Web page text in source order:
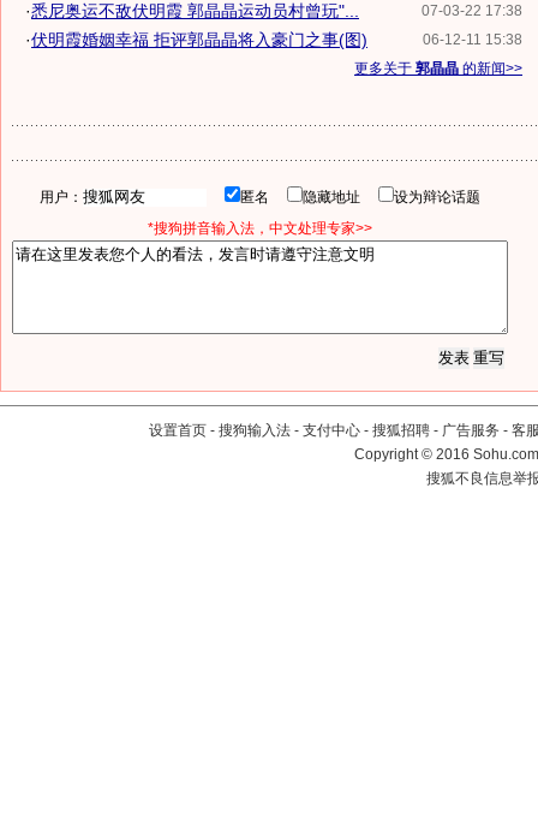
07-03-22 17:38
·悉尼奥运不敌伏明霞 郭晶晶运动员村曾玩"...
06-12-11 15:38
·伏明霞婚姻幸福 拒评郭晶晶将入豪门之事(图)
更多关于 郭晶晶 的新闻>>
用户： 匿名 隐藏地址
设为辩论话题
*搜狗拼音输入法，中文处理专家>>
设置首页 - 搜狗输入法 - 支付中心 - 搜狐招聘 - 广告服务 - 客
Copyright©2016
搜狐不良信息举